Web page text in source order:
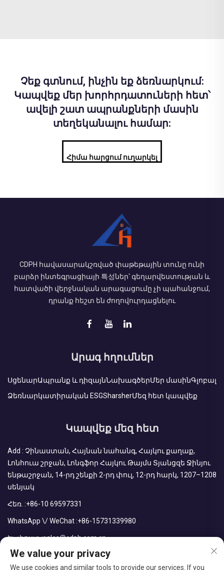
Չեք գտնում, ինչին եք ձեռնարկում:
Կապվեք մեր խորհրդատուների հետ՝
ավելի շատ ապրանքների մասին
տեղեկանալու համար:
Հիմա հարցում ուղարկել
CDPH հավասարակշռված փաթեթային տունը ունի
բարձր ինտեգրացիայի 특성ներ՝ գեղարվեստության և
հատվածի վերջնական արագացումը չի պահանջում,
դրանք հեշտ են ժողովուրդացնելու
Արագ հղումներ
ՍցենարԱպրանք և դիզայնՆախագծերՄեր մասինԳլոբալ
Ձեռնարկատիրական ESGSharsherՄեզ հետ կապվեք
Կապվեք մեզ հետ
Add : Չինաստան, Հայնան նահանգ, Հայկու քաղաք,
Լոնհուա շրջան, Լոնգֆոր Հայկու Թայմս Տյանցզե Ջինյու
ենթաշրջան, 14-րդ շենքի 2-րդ փուլ, 12-րդ հարկ, 1207–1208
սենյակ
Հեռ. :+86-10 69597331
WhatsApp \/ WeChat :+86-15731339980
Էլ. փոստ :sales@cdph.com.cn
We value your privacy
We use cookies and similar tools to provide our services. If you